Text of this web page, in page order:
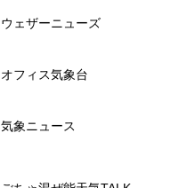
ウェザーニューズ
オフィス気象台
気象ニュース